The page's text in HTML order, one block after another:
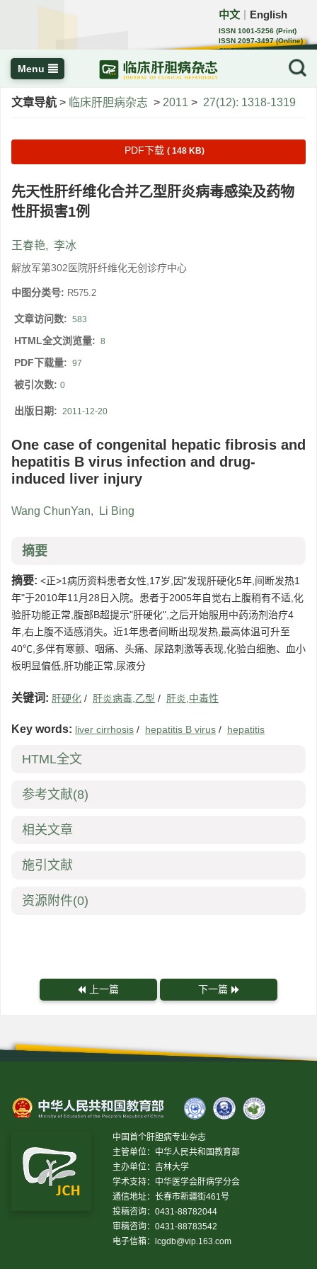
中文 English
ISSN 1001-5256 (Print)
ISSN 2097-3497 (Online)
CN 22-1108/R
Menu
文章导航 > 临床肝胆病杂志 > 2011 > 27(12): 1318-1319
PDF下载 ( 148 KB)
先天性肝纤维化合并乙型肝炎病毒感染及药物
性肝损害1例
王春艳, 李冰
解放军第302医院肝纤维化无创诊疗中心
中图分类号: R575.2
文章访问数: 583
HTML全文浏览量: 8
PDF下载量: 97
被引次数: 0
出版日期: 2011-12-20
One case of congenital hepatic fibrosis and
hepatitis B virus infection and drug-
induced liver injury
Wang ChunYan, Li Bing
摘要
摘要: <正>1病历资料患者女性,17岁,因"发现肝硬化5年,间断发热1
年"于2010年11月28日入院。患者于2005年自觉右上腹稍有不适,化
验肝功能正常,腹部B超提示"肝硬化",之后开始服用中药汤剂治疗4
年,右上腹不适感消失。近1年患者间断出现发热,最高体温可升至
40℃,多伴有寒颤、咽痛、头痛、尿路刺激等表现,化验白细胞、血小
板明显偏低,肝功能正常,尿液分
关键词: 肝硬化 / 肝炎病毒,乙型 / 肝炎,中毒性
Key words: liver cirrhosis / hepatitis B virus / hepatitis
HTML全文
参考文献(8)
相关文章
施引文献
资源附件(0)
上一篇 下一篇
中国首个肝胆病专业杂志
主管单位：中华人民共和国教育部
主办单位：吉林大学
学术支持：中华医学会肝病学分会
通信地址：长春市新疆街461号
投稿咨询：0431-88782044
审稿咨询：0431-88783542
电子信箱：
lcgdb@vip.163.com